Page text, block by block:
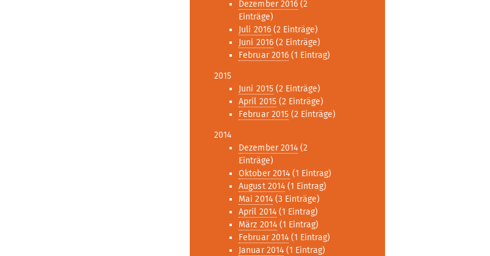
Dezember 2016 (2
Einträge)
Juli 2016(2 Einträge)
Juni 2016(2 Einträge)
Februar 2016 (1 Eintrag)
2015
Juni 2015(2 Einträge)
April 2015 (2 Einträge)
Februar 2015 (2 Einträge)
2014
Dezember 2014 (2
Einträge)
Oktober 2014 (1 Eintrag)
August 2014 (1 Eintrag)
Mai 2014(3 Einträge)
April 2014 (1 Eintrag)
März 2014(1 Eintrag)
Februar 2014 (1 Eintrag)
Januar 2014 (1 Eintrag)